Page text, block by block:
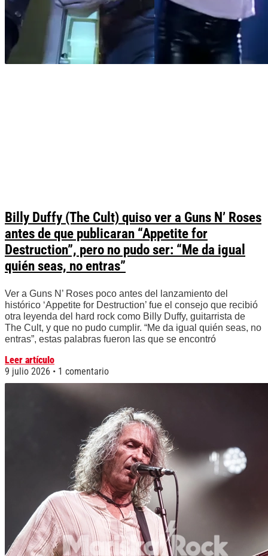
Billy Duffy (The Cult) quiso ver a Guns N’ Roses
antes de que publicaran “Appetite for
Destruction”, pero no pudo ser: “Me da igual
quién seas, no entras”
Ver a Guns N’ Roses poco antes del lanzamiento del
histórico ‘Appetite for Destruction’ fue el consejo que recibió
otra leyenda del hard rock como Billy Duffy, guitarrista de
The Cult, y que no pudo cumplir. “Me da igual quién seas, no
entras”, estas palabras fueron las que se encontró
Leer artículo
9 julio 2026
1 comentario